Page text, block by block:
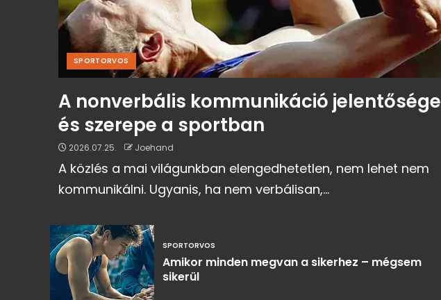
Mitől védjük meg és
mitől ne a
gyermekeinket?
SPORTORVOS
A nonverbális kommunikáció jelentősége
és szerepe a sportban
2026.07.25. Joehand
A közlés a mai világunkban elengedhetetlen, nem lehet nem
kommunikálni. Ugyanis, ha nem verbálisan,...
SPORTORVOS
Amikor minden megvan a sikerhez – mégsem
sikerül